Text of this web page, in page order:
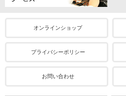
オンラインショップ
プライバシーポリシー
お問い合わせ